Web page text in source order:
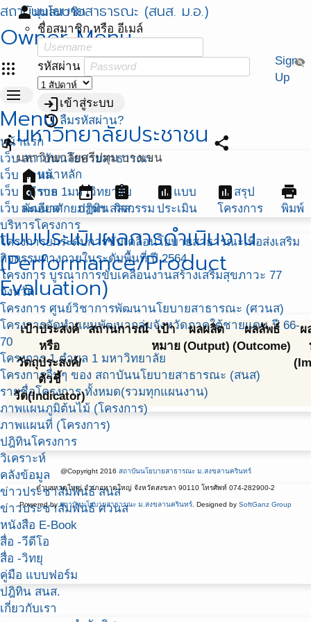
สถาบันนโยบายสาธารณะ (สนส. ม.อ.)
Owner Menu
apps
personมุมสมาชิก
ชื่อสมาชิก หรือ อีเมล์
รหัสผ่าน visibility_off
loginเข้าสู่ระบบ
restoreลืมรหัสผ่าน?
Sign
Up
menu
Menu
หน้าแรก
เว็บ สถาบันนโยบายสาธารณะ
เว็บ ศวนส.
เว็บ 1ตำบล 1มหาวิทยาลัย
เว็บ พัฒนาศักยภาพฯ สสส.
บริหารโครงการ
โครงการยกระดับการขับเคลื่อนโยบายสาธารณะเพื่อส่งเสริม
กิจกรรมทางกายในระดับพื้นที่ ปี 2564
โครงการ บูรณาการขับเคลื่อนงานสร้างเสริมสุขภาวะ 77
จังหวัด
โครงการ ศูนย์วิชาการพัฒนานโยบายสาธารณะ (ศวนส)
โครงการจัดทำแผนพัฒนากลุ่มจังหวัดภาคใต้ชายแดน ปี 66-
70
โครงการ 1 ตำบล 1 มหาวิทยาลัย
โครงการอื่นๆ ของ สถาบันนโยบายสาธารณะ (สนส)
รายชื่อโครงการ ทั้งหมด(รวมทุกแผนงาน)
ภาพแผนภูมิต้นไม้ (โครงการ)
ภาพแผนที่ (โครงการ)
ปฎิทินโครงการ
วิเคราะห์
คลังข้อมูล
ข่าวประชาสัมพันธ์ สนส
ข่าวประชาสัมพันธ์ ศวนส
หนังสือ E-Book
สื่อ -วีดีโอ
สื่อ -วิทยุ
คู่มือ แบบฟอร์ม
ปฎิทิน สนส.
เกี่ยวกับเรา
directions_runมหาวิทยาลัยประชาชน
มหาวิทยาลัยศรีปทุม บางเขน
share
homeหน้าหลัก
find_in_pageราย
ละเอียด
event
ปฏิทิน
assignment
กิจกรรม
assessment แบบ
ประเมิน
assessment สรุป
โครงการ
print
พิมพ์
แบบประเมินผลการดำเนินงาน
(Performance/Product
Evaluation)
เป้าประสงค์
หรือ
วัตถุประสงค์/
ตัวชี้
วัด(Indicator)
สถานการณ์
เป้า
หมาย
ผลผลิต
(Output)
ผลลัพธ์
(Outcome)
ผ
@Copyright 2016 สถาบันนโยบายสาธารณะ ม.สงขลานครินทร์
ตำบลหาดใหญ่ อำเภอหาดใหญ่ จังหวัดสงขลา 90110 โทรศัพท์ 074-282900-2
Powered byสถาบันนโยบายสาธารณะ ม.สงขลานครินทร์ . Designed by SoftGanz Group